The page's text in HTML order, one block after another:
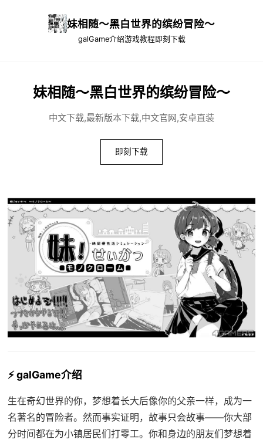
妹相随～黑白世界的缤纷冒险～
galGame介绍游戏教程 即刻下载
妹相随～黑白世界的缤纷冒险～
中文下载,最新版本下载,中文官网,安卓直装
即刻下载
⚡ galGame介绍
生在奇幻世界的你，梦想着长大后像你的父亲一样，成为一
名著名的冒险者。然而事实证明，故事只会故事——你大部
分时间都在为小镇居民们打零工。你和身边的朋友们梦想着